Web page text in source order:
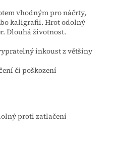
vhodným pro náčrty,
kaligrafii. Hrot odolný
Dlouhá životnost.
inkoust z většiny
či poškození